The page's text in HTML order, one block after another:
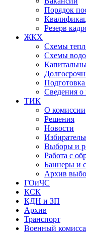
Порядок
Резерв
ЖКХ
Схемы
Схемы
Сведения о
ТИК
О комиссии
Решения
Новости
Выборы и
Работа с
Баннеры и
Архив
ГОиЧС
КСК
КДН и ЗП
Архив
Транспорт
Военный